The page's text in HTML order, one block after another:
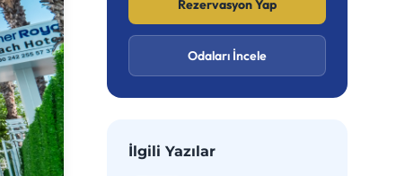
Rezervasyon Yap
Odaları İncele
İlgili Yazılar